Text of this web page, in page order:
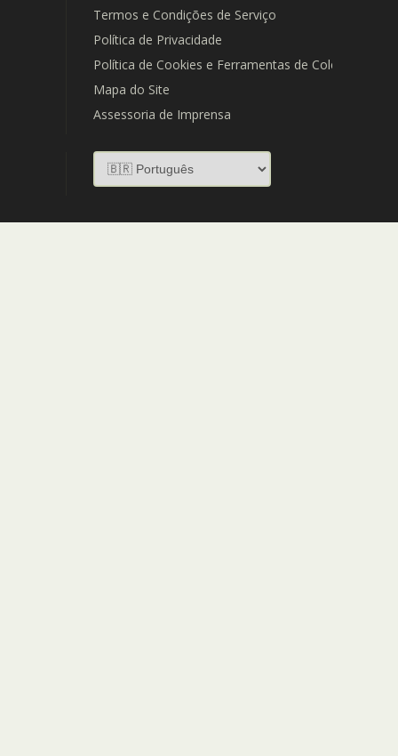
Termos e Condições de Serviço
Política de Privacidade
Política de Cookies e Ferramentas de Coleta de
Mapa do Site
Assessoria de Imprensa